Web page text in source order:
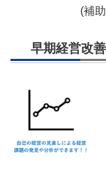
(補
早期経営改